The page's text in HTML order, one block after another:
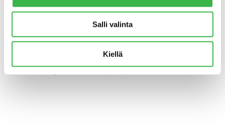
Salli valinta
Kiellä
Kirjoitus on osa Pro Luomun Eurovaalit
2014 -sarjaa, jossa suurimpien
suomalaispuolueiden euroehdokkaat
ruoasta. Kirjoitusten näkökulma ja